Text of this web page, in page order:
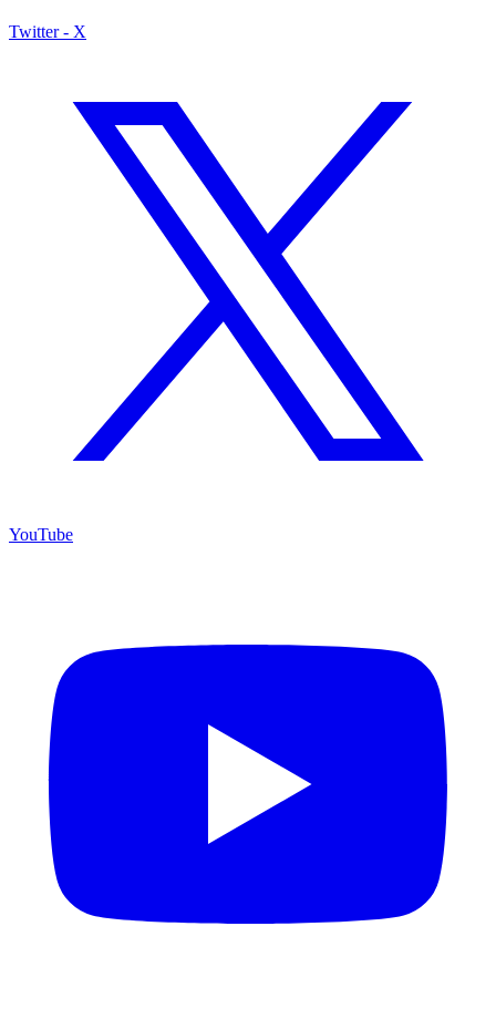
Twitter - X
YouTube